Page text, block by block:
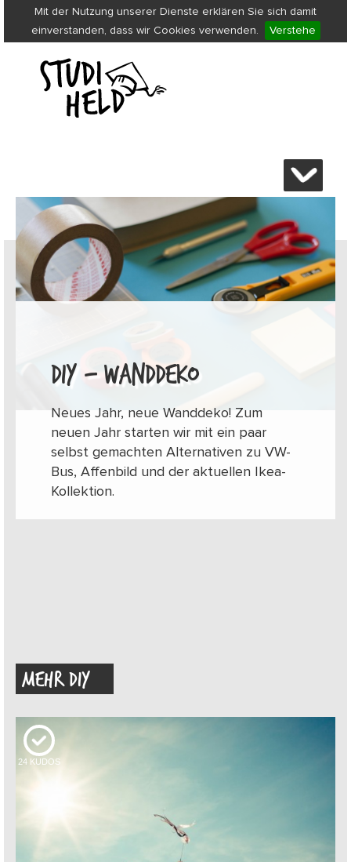
Mit der Nutzung unserer Dienste erklären Sie sich damit
einverstanden, dass wir Cookies verwenden.
Verstehe
DIY – WANDDEKO
Neues Jahr, neue Wanddeko! Zum
neuen Jahr starten wir mit ein paar
selbst gemachten Alternativen zu VW-
Bus, Affenbild und der aktuellen Ikea-
Kollektion.
MEHR DIY
24 KUDOS